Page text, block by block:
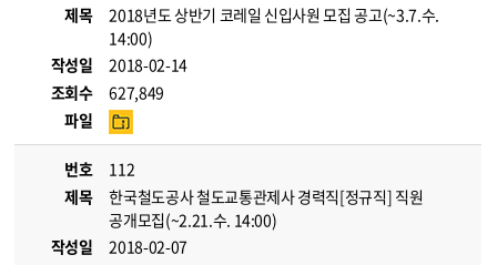
제목
2018년도 상반기 코레일 신입사원 모집 공고(~3.7.수.
14:00)
작성일
2018-02-14
조회수
627,849
파일
번호
112
제목
한국철도공사 철도교통관제사 경력직[정규직] 직원
공개모집(~2.21.수. 14:00)
작성일
2018-02-07